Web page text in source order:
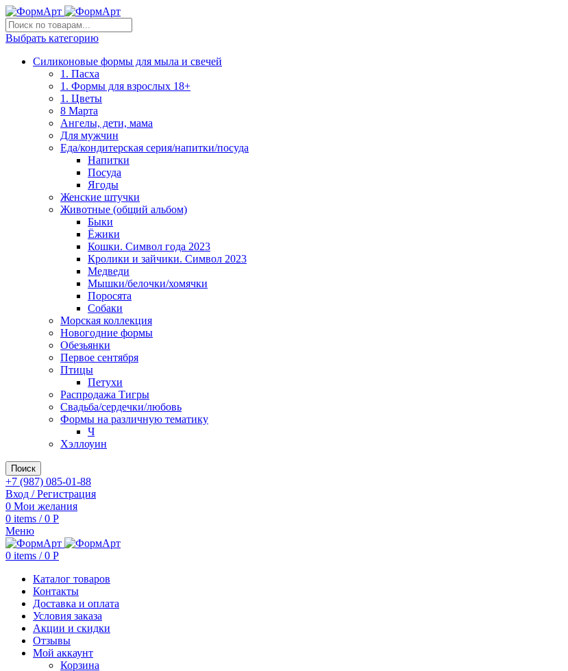
Выбрать категорию
Силиконовые формы для мыла и свечей
1. Пасха
1. Формы для взрослых 18+
1. Цветы
8 Марта
Ангелы, дети, мама
Для мужчин
Еда/кондитерская серия/напитки/посуда
Напитки
Посуда
Ягоды
Женские штучки
Животные (общий альбом)
Быки
Ёжики
Кошки. Символ года 2023
Кролики и зайчики. Символ 2023
Медведи
Мышки/белочки/хомячки
Поросята
Собаки
Морская коллекция
Новогодние формы
Обезьянки
Первое сентября
Птицы
Петухи
Распродажа Тигры
Свадьба/сердечки/любовь
Формы на различную тематику
Ч
Хэллоуин
Поиск
+7 (987) 085-01-88
Вход / Регистрация
0 Мои желания
0 items / 0 Р
Меню
0 items / 0 Р
Каталог товаров
Контакты
Доставка и оплата
Условия заказа
Акции и скидки
Отзывы
Мой аккаунт
Корзина